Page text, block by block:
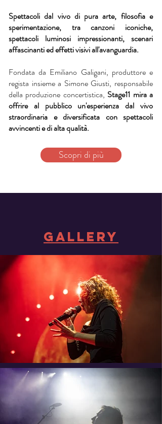
Spettacoli dal vivo di pura arte, filosofia e
sperimentazione, tra canzoni iconiche,
spettacoli luminosi impressionanti, scenari
affascinanti ed effetti visivi all'avanguardia.
Fondata da Emiliano Galigani, produttore e
regista insieme a Simone Giusti, responsabile
della produzione concertistica, Stage11 mira a
offrire al pubblico un'esperienza dal vivo
straordinaria e diversificata con spettacoli
avvincenti e di alta qualità.
Scopri di più
gallery